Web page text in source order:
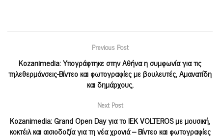
Previous Post
Kozanimedia: Υπογράφτηκε στην Αθήνα η συμφωνία για τις
τηλεθερμάνσεις-Βίντεο και φωτογραφίες με βουλευτές, Αμανατίδη
και δημάρχους,
Next Post
Kozanimedia: Grand Open Day για το ΙΕΚ VOLTEROS με μουσική,
κοκτέιλ και αισιοδοξία για τη νέα χρονιά – Βίντεο και φωτογραφίες